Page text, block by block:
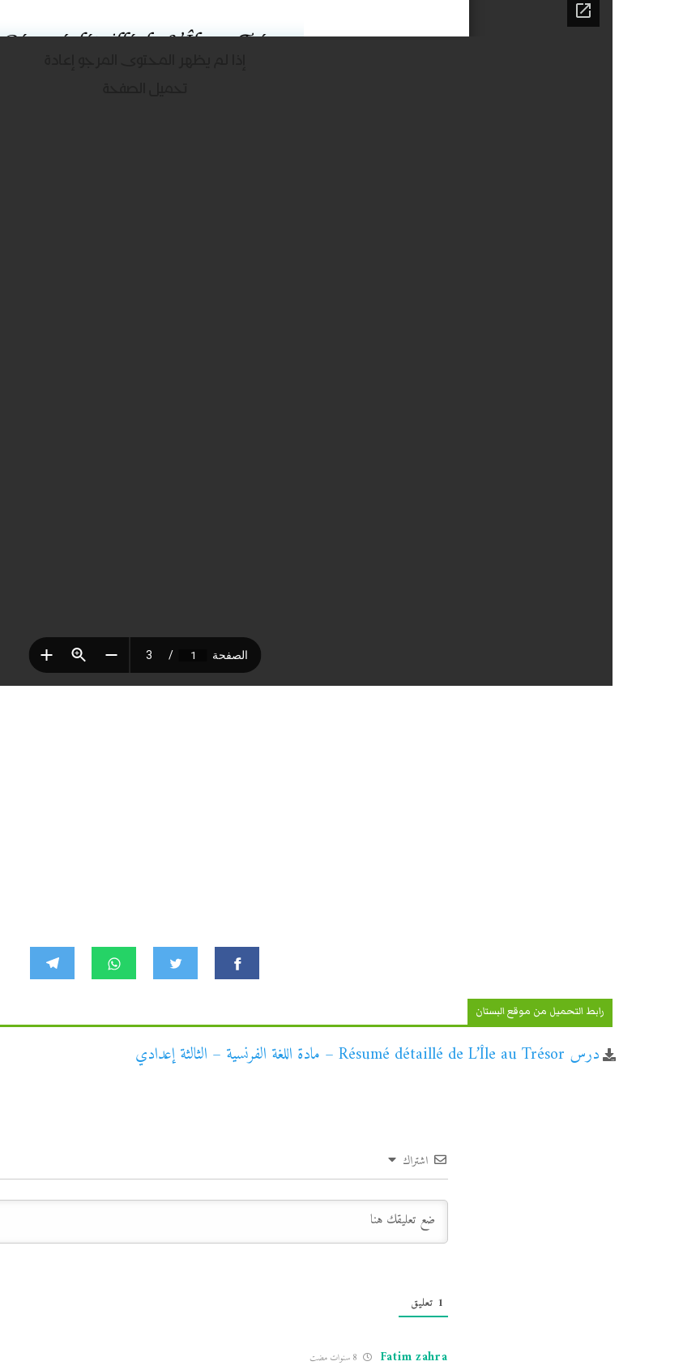
رابط التحميل من موقع البستان
درس Résumé détaillé de L’Île au Trésor – مادة اللغة الفرنسية – الثالثة إعدادي
اشتراك
1 تعليق
Fatim zahra